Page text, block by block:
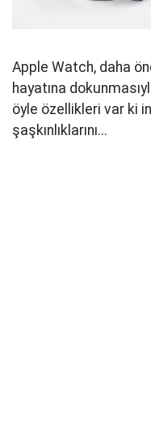
Apple Watch, daha
hayatına
öyle özellikleri var ki
şaşkınlıklarını...